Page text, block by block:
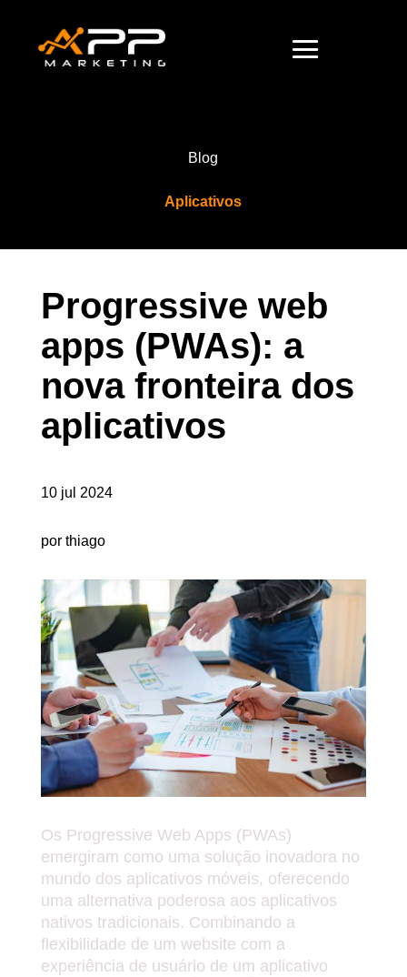
Blog
Aplicativos
Progressive web
apps (PWAs): a
nova fronteira dos
aplicativos
10 jul 2024
por thiago
Os Progressive Web Apps (PWAs)
emergiram como uma solução inovadora no
mundo dos aplicativos móveis, oferecendo
uma alternativa poderosa aos aplicativos
nativos tradicionais. Combinando a
flexibilidade de um website com a
experiência de usuário de um aplicativo